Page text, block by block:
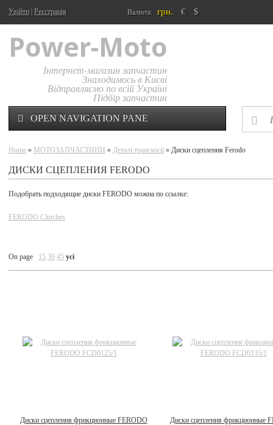
Увійти| Реєстрація Валюта: грн. € $
Power-Moto
Інтернет-магазин запчастин
Знаходимось в Києві
Відправляємо по всій Україні
Підбір запчастин
OPEN NAVIGATION PANE
Home » МОТОЗАПЧАСТИНИ » Деталі трансмісії » Диски сцепления Ferodo
ДИСКИ СЦЕПЛЕНИЯ FERODO
Подобрать подходящие диски FERODO можна по ссылке:
FERODO Clutches
On page 15 30 45 усі
Диски сцепления фрикционные FERODO
Диски сцепления фрикционные